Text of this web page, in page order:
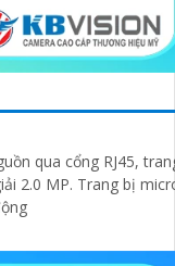
qua cổng RJ45,
bị micro